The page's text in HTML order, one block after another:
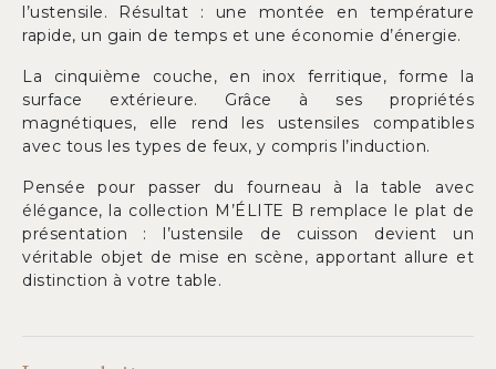
l’ustensile. Résultat : une montée en température
rapide, un gain de temps et une économie d’énergie.
La cinquième couche, en inox ferritique, forme la
surface extérieure. Grâce à ses propriétés
magnétiques, elle rend les ustensiles compatibles
avec tous les types de feux, y compris l’induction.
Pensée pour passer du fourneau à la table avec
élégance, la collection M’ÉLITE B remplace le plat de
présentation : l’ustensile de cuisson devient un
véritable objet de mise en scène, apportant allure et
distinction à votre table.